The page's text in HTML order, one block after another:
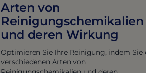
Arten von
Reinigungschemikalien
und deren Wirkung
Optimieren Sie Ihre Reinigung, indem Sie
verschiedenen Arten von